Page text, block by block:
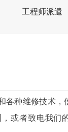
工程师派遣
各种维修技术，
或者致电我们